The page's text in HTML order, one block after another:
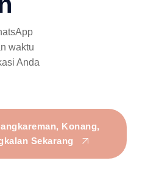
waktu
Anda
Konang,
Sekarang